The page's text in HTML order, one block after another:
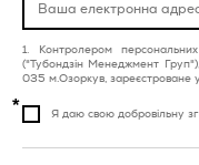
золота
Контролером
("Тубондзін Менеджмент
035 м.Озоркув, зареєстроване у
Я даю свою добровільну